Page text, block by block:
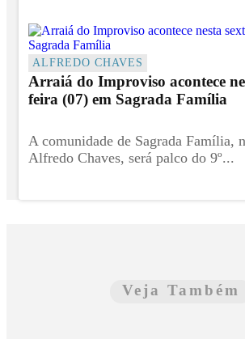
ALFREDO CHAVES
Arraiá do Improviso acontece
feira (07) em Sagrada Família
A comunidade de Sagrada Família,
Alfredo Chaves, será palco do 9º...
Veja Também